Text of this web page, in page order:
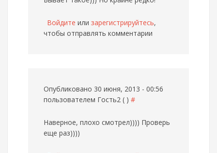
Войдите или зарегистрируйтесь,
чтобы отправлять комментарии
Опубликовано 30 июня, 2013 - 00:56
пользователем Гость2 ( ) #
Наверное, плохо смотрел)))) Проверь
еще раз))))